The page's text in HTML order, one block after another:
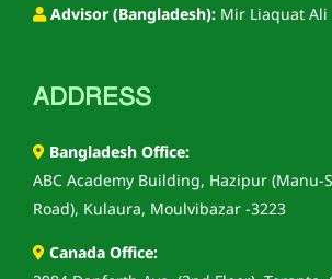
Advisor (Bangladesh): Mir Liaquat Ali
ADDRESS
Bangladesh Office:
ABC Academy Building, Hazipur (Manu-
Road), Kulaura, Moulvibazar -3223
Canada Office: